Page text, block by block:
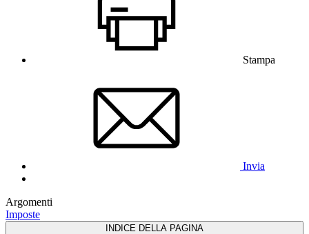
Stampa
Invia
Argomenti
Imposte
INDICE DELLA PAGINA